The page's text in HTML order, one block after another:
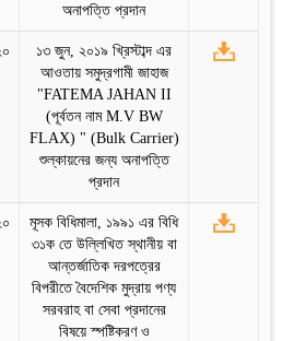
অনাপত্তি প্রদান
১৩ জুন, ২০১৯ খ্রিস্টাব্দ এর
আওতায় সমুদ্রগামী জাহাজ
"FATEMA JAHAN II
(পূর্বতন নাম M.V BW
FLAX) " (Bulk Carrier)
শুল্কায়নের জন্য অনাপত্তি
প্রদান
মূসক বিধিমালা, ১৯৯১ এর বিধি
৩১ক তে উল্লিখিত স্থানীয় বা
আন্তর্জাতিক দরপত্রের
বিপরীতে বৈদেশিক মুদ্রায় পণ্য
সরবরাহ বা সেবা প্রদানের
বিষয়ে স্পষ্টিকরণ ও